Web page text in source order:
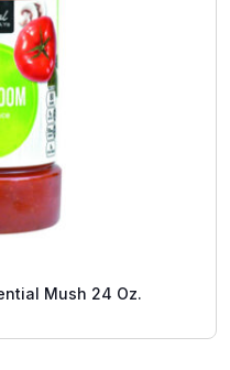
Mush 24 Oz.